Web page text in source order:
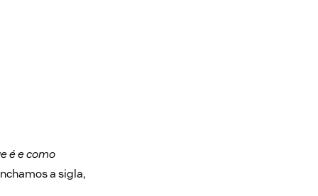
é e como
a sigla,